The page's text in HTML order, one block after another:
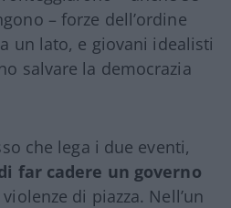
– forze dell’ordine
un lato, e giovani idealisti
salvare la democrazia
che lega i due eventi,
far cadere un governo
di piazza. Nell’un